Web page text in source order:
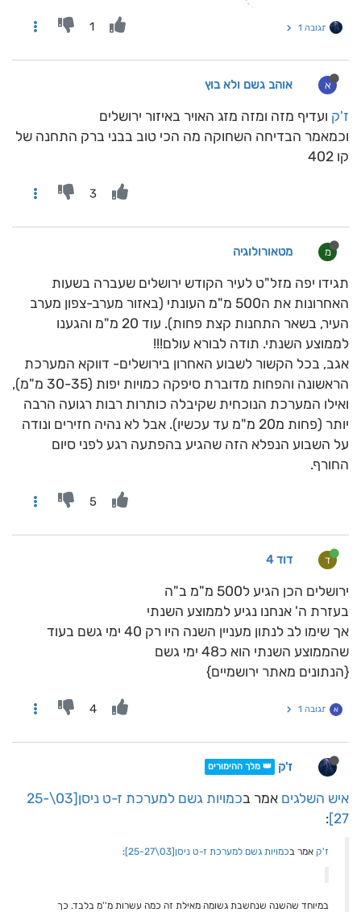
תגובה 1 1
א אוהב גשם ולא בוץ
ז'ק ועדיף מזה ומזה מזג האויר באיזור ירושלים
וכמאמר הבדיחה השחוקה מה הכי טוב בבני ברק התחנה של
קו 402
3
מ מטאורולוגיה
תגידו יפה מזל"ט לעיר הקודש ירושלים שעברה בשעות
האחרונות את ה500 מ"מ העונתי (באזור מערב-צפון מערב
העיר, בשאר התחנות קצת פחות). עוד 20 מ"מ והגענו
לממוצע השנתי. תודה לבורא עולם!!!
אגב, בכל הקשור לשבוע האחרון בירושלים- דווקא המערכת
הראשונה והפחות מדוברת סיפקה כמויות יפות (30-35 מ"מ),
ואילו המערכת הנוכחית שקיבלה כותרות רבות רגועה הרבה
יותר (פחות מ20 מ"מ עד עכשיו). אבל לא נהיה חזירים ונודה
על השבוע הנפלא הזה שהגיע בהפתעה רגע לפני סיום
החורף.
5
ד דוד 4
ירושלים הכן הגיע ל500 מ"מ ב"ה
בעזרת ה' אנחנו נגיע לממוצע השנתי
אך שימו לב לנתון מעניין השנה היו רק 40 ימי גשם בעוד
שהממוצע השנתי הוא כ48 ימי גשם
{הנתונים מאתר ירושמיים}
א תגובה 1 4
ז'ק 👑 מלך ההימורים
איש השלגים אמר ב
כמויות גשם למערכת ז-ט ניסן[03\25-
27]
:
ז'ק אמר בכמויות גשם למערכת ז-ט ניסן[03\25-27] :
במיוחד שהשנה שנחשבת גשומה מאילת זה כמה עשרות מ''מ בלבד. כך